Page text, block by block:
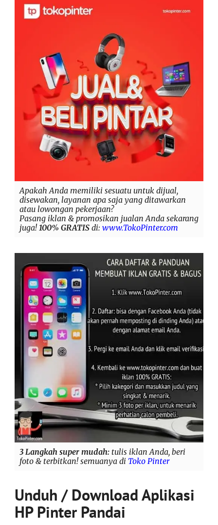
Apakah Anda memiliki sesuatu untuk dijual,
disewakan, layanan apa saja yang ditawarkan
atau lowongan pekerjaan?
Pasang iklan & promosikan jualan Anda sekarang
juga! 100% GRATIS di: www.TokoPinter.com
3 Langkah super mudah: tulis iklan Anda, beri
foto & terbitkan! semuanya di Toko Pinter
Unduh / Download Aplikasi
HP Pinter Pandai